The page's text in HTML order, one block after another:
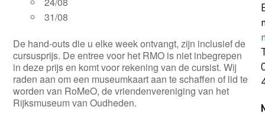
31/08
De hand-outs die u elke week ontvangt, zijn inclusief de
cursusprijs. De entree voor het RMO is niet inbegrepen
in deze prijs en komt voor rekening van de cursist. Wij
raden aan om een museumkaart aan te schaffen of lid te
worden van RoMeO, de vriendenvereniging van het
Rijksmuseum van Oudheden.